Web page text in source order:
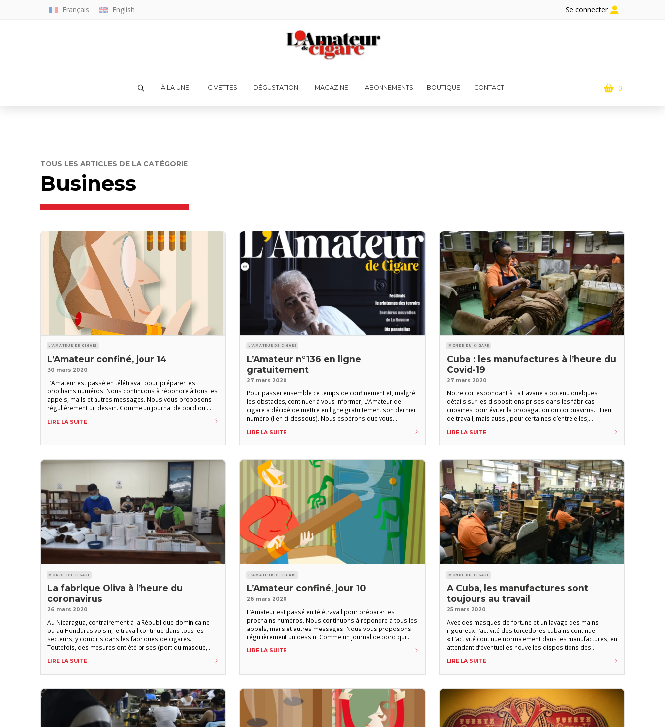
Français English Se connecter
À LA UNE CIVETTES DÉGUSTATION MAGAZINE ABONNEMENTS BOUTIQUE CONTACT 0
TOUS LES ARTICLES DE LA CATÉGORIE
Business
L'AMATEUR DE CIGARE
L’Amateur confiné, jour 14
30 mars 2020
L’Amateur est passé en télétravail pour préparer les
prochains numéros. Nous continuons à répondre à tous les
appels, mails et autres messages. Nous vous proposons
régulièrement un dessin. Comme un journal de bord qui
les réseaux sociaux ou par mail
LIRE LA SUITE
L'AMATEUR DE CIGARE
L’Amateur n°136 en ligne
gratuitement
27 mars 2020
Pour passer ensemble ce temps de confinement et, malgré
les obstacles, continuer à vous informer, L’Amateur de
cigare a décidé de mettre en ligne gratuitement son dernier
numéro (lien ci-dessous). Nous espérons que vous
nous en avons à vous l’offrir. Bon courage à tous et à
toutes, soyez prudents-tes et
LIRE LA SUITE
MONDE DU CIGARE
Cuba : les manufactures à l’heure du
Covid-19
27 mars 2020
Notre correspondant à La Havane a obtenu quelques
détails sur les dispositions prises dans les fábricas
cubaines pour éviter la propagation du coronavirus. Lieu
de travail, mais aussi, pour certaines d’entre elles,
installations à être fermées au tourisme, avant que le pays
ne se ferme complètement en décrétant la suspension du
LIRE LA SUITE
MONDE DU CIGARE
La fabrique Oliva à l’heure du
coronavirus
26 mars 2020
Au Nicaragua, contrairement à la République dominicaine
ou au Honduras voisin, le travail continue dans tous les
secteurs, y compris dans les fabriques de cigares.
Toutefois, des mesures ont été prises (port du masque,
propagation du coronavirus. Voici quelques photos,
fournies par la direction de la fabrique Tabolisa (Tabacos
LIRE LA SUITE
L'AMATEUR DE CIGARE
L’Amateur confiné, jour 10
26 mars 2020
L’Amateur est passé en télétravail pour préparer les
prochains numéros. Nous continuons à répondre à tous les
appels, mails et autres messages. Nous vous proposons
régulièrement un dessin. Comme un journal de bord qui
les réseaux sociaux ou par mail
LIRE LA SUITE
MONDE DU CIGARE
A Cuba, les manufactures sont
toujours au travail
25 mars 2020
Avec des masques de fortune et un lavage des mains
rigoureux, l’activité des torcedores cubains continue.
« L’activité continue normalement dans les manufactures, en
attendant d’éventuelles nouvelles dispositions des
importateur exclusif des havanes en France. Toutes les
manufactures fonctionnent, confirment les sources de
masques.
LIRE LA SUITE